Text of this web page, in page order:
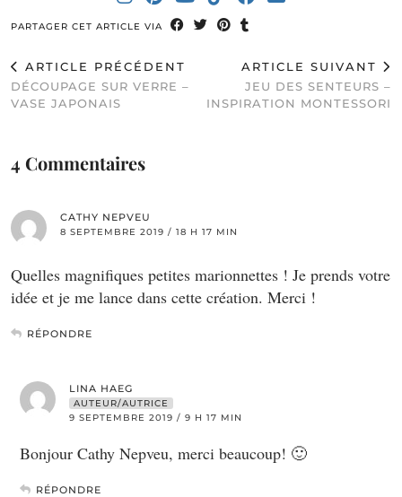
PARTAGER CET ARTICLE VIA
ARTICLE PRÉCÉDENT
DÉCOUPAGE SUR VERRE –
VASE JAPONAIS
ARTICLE SUIVANT
JEU DES SENTEURS –
INSPIRATION MONTESSORI
4 Commentaires
CATHY NEPVEU
8 SEPTEMBRE 2019 / 18 H 17 MIN
Quelles magnifiques petites marionnettes ! Je prends votre
idée et je me lance dans cette création. Merci !
RÉPONDRE
LINA HAEG
AUTEUR/AUTRICE
9 SEPTEMBRE 2019 / 9 H 17 MIN
Bonjour Cathy Nepveu, merci beaucoup! 🙂
RÉPONDRE